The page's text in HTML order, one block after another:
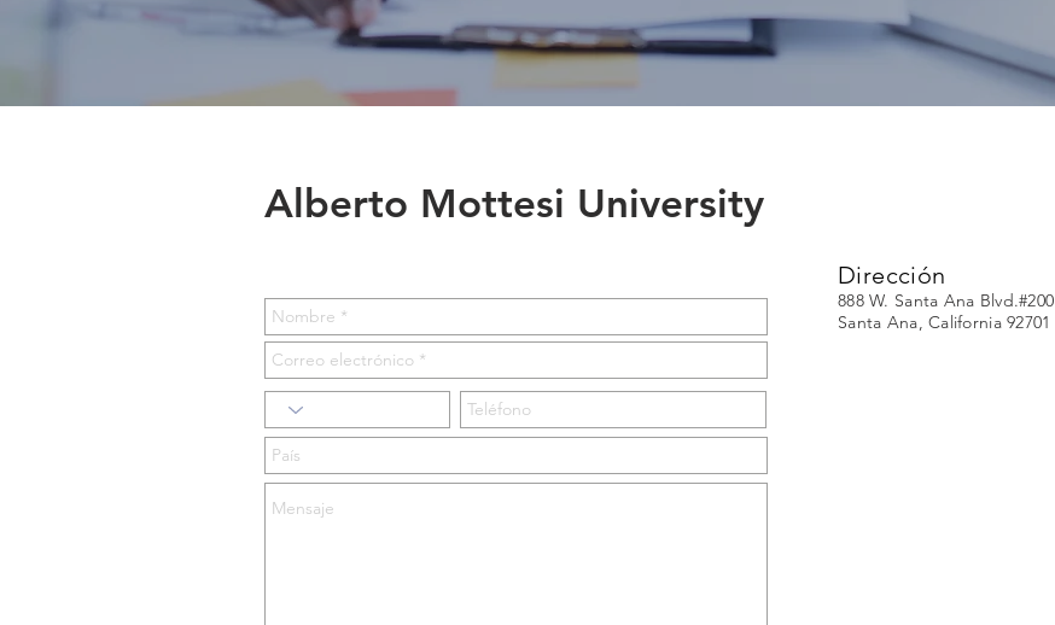
Alberto Mottesi University
Dirección
888 W. Santa Ana Blvd.#200
Santa Ana, California 92701